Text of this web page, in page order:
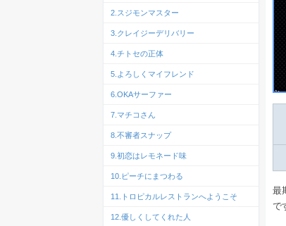
最
で
2.スジモンマスター
3.クレイジーデリバリー
4.チトセの正体
5.よろしくマイフレンド
6.OKAサーファー
7.マチコさん
8.不審者スナップ
9.初恋はレモネード味
10.ピーチにまつわる
11.トロピカルレストランへようこそ
12.優しくしてくれた人